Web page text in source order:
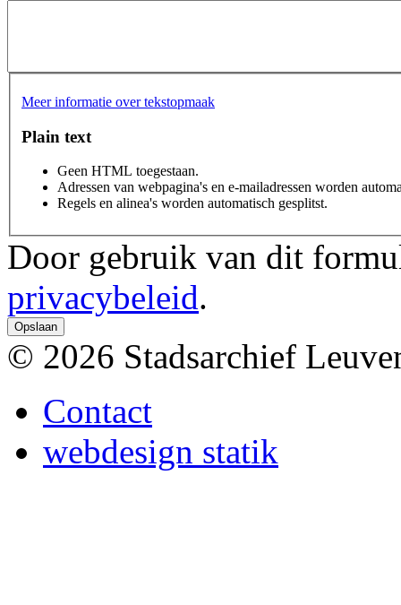
Meer informatie over tekstopmaak
Plain text
Geen HTML toegestaan.
Adressen van webpagina's en e-mailadressen worden
Regels en alinea's worden automatisch gesplitst.
Door gebruik van dit
privacybeleid.
© 2026 Stadsarchief
Contact
webdesign statik